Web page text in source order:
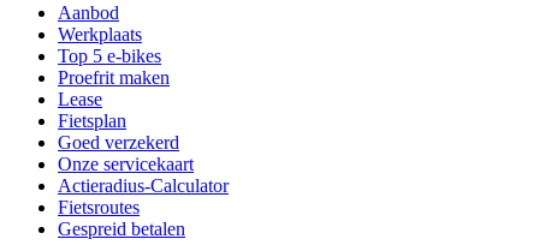
Aanbod
Werkplaats
Top 5 e-bikes
Proefrit maken
Lease
Fietsplan
Goed verzekerd
Onze servicekaart
Actieradius-Calculator
Fietsroutes
Gespreid betalen